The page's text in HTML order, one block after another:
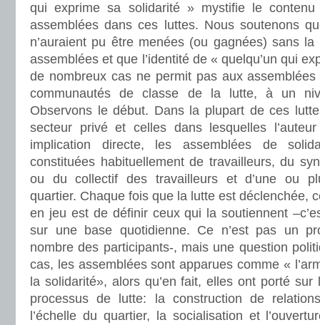
qui exprime sa solidarité » mystifie le
assemblées dans ces luttes. Nous soutenons
n’auraient pu être menées (ou gagnées) sans
assemblées et que l’identité de « quelqu’un qui
de nombreux cas ne permit pas aux
communautés de classe de la lutte, à un
Observons le début. Dans la plupart de ces
secteur privé et celles dans lesquelles
implication directe, les assemblées de
constituées habituellement de travailleurs, du
ou du collectif des travailleurs et d’une ou
quartier. Chaque fois que la lutte est déclenchée,
en jeu est de définir ceux qui la soutiennent
sur une base quotidienne. Ce n’est pas un
nombre des participants-, mais une question
cas, les assemblées sont apparues comme «
la solidarité», alors qu’en fait, elles ont porté
processus de lutte: la construction de
l’échelle du quartier, la socialisation et